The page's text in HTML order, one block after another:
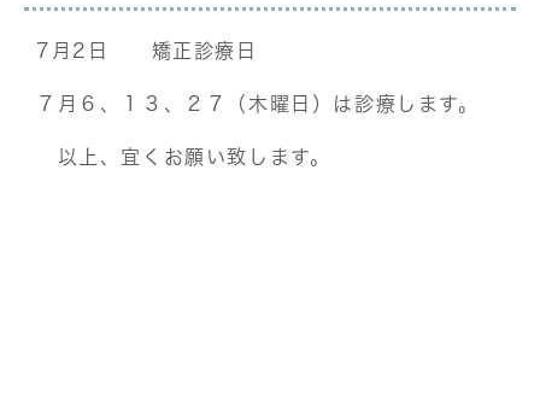
7月2日 矯正診療日
７月６、１３、２７（木曜日）は診療します。
以上、宜くお願い致します。